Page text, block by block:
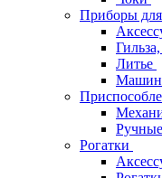
Приборы для
Литье
Ручные
Рогатки